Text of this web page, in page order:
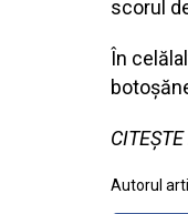
scorul
În
Autorul